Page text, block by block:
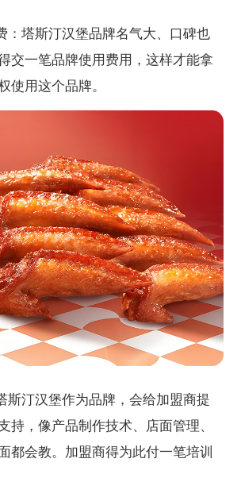
塔斯汀汉堡品牌名气大、口碑也
交一笔品牌使用费用，这样才能拿
使用这个品牌。
汀汉堡作为品牌，会给加盟商提
持，像产品制作技术、店面管理、
都会教。加盟商得为此付一笔培训